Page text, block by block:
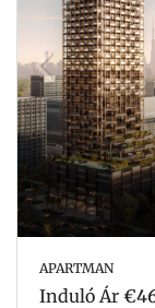
APARTMAN
Induló Ár